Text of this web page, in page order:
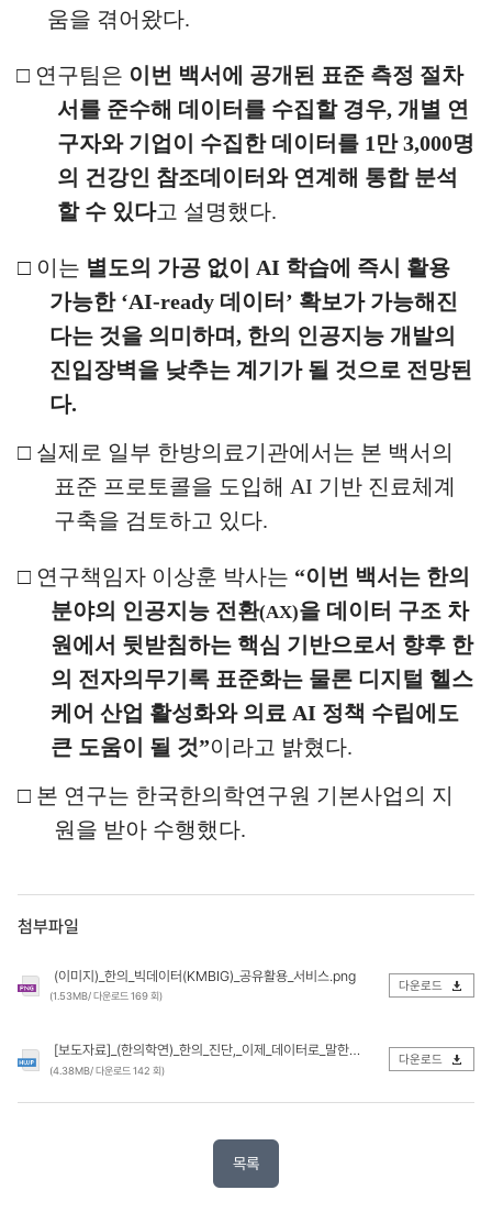
움을 겪어왔다.
□ 연구팀은 이번 백서에 공개된 표준 측정 절차
서를 준수해 데이터를 수집할 경우, 개별 연
구자와 기업이 수집한 데이터를 1 만3,000명
의 건강인 참조데이터와 연계해 통합 분석
할 수 있다고 설명했다.
□ 이는 별도의 가공 없이 AI 학습에 즉시 활용
가능한 ‘AI-ready 데이터 ’ 확보가 가능해진
다는 것을 의미하며, 한의 인공지능 개발의
진입장벽을 낮추는 계기가 될 것으로 전망된
다.
□ 실제로 일부 한방의료기관에서는 본 백서의
표준 프로토콜을 도입해 AI 기반 진료체계
구축을 검토하고 있다.
□ 연구책임자 이상훈 박사는 “이번 백서는 한의
분야의 인공지능 전환(AX)을 데이터 구조 차
원에서 뒷받침하는 핵심 기반으로서 향후 한
의 전자의무기록 표준화는 물론 디지털 헬스
케어 산업 활성화와 의료 AI 정책 수립에도
큰 도움이 될 것”이라고 밝혔다.
□ 본 연구는 한국한의학연구원 기본사업의 지
원을 받아 수행했다.
첨부파일
(이미지)_한의_빅데이터(KMBIG)_공유활용_서비스.png
(1.53MB/ 다운로드 169 회)
다운로드
[보도자료]_(한의학연)_한의_진단,_이제_데이터로_말한다.hwp
(4.38MB/ 다운로드 142 회)
다운로드
목록